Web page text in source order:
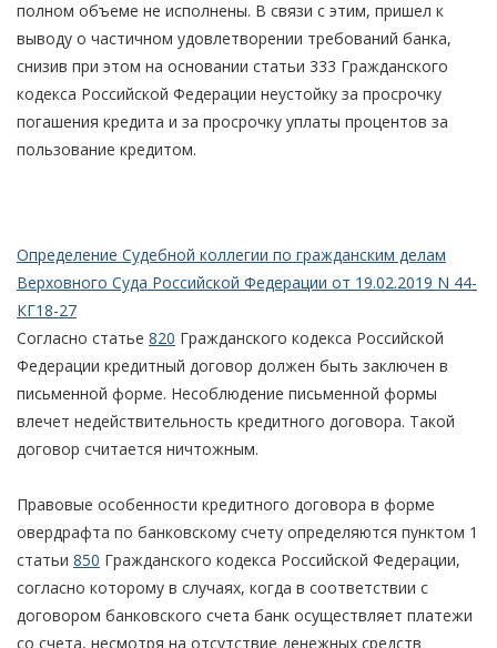
полном объеме не исполнены. В связи с этим, пришел к
выводу о частичном удовлетворении требований банка,
снизив при этом на основании статьи 333 Гражданского
кодекса Российской Федерации неустойку за просрочку
погашения кредита и за просрочку уплаты процентов за
пользование кредитом.
Определение Судебной коллегии по гражданским делам
Верховного Суда Российской Федерации от 19.02.2019 N 44-
КГ18-27
Согласно статье 820 Гражданского кодекса Российской
Федерации кредитный договор должен быть заключен в
письменной форме. Несоблюдение письменной формы
влечет недействительность кредитного договора. Такой
договор считается ничтожным.
Правовые особенности кредитного договора в форме
овердрафта по банковскому счету определяются пунктом 1
статьи 850 Гражданского кодекса Российской Федерации,
согласно которому в случаях, когда в соответствии с
договором банковского счета банк осуществляет платежи
со счета, несмотря на отсутствие денежных средств